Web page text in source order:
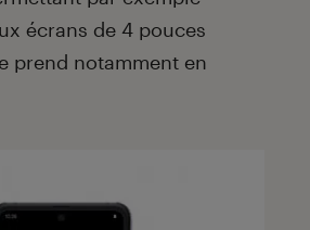
écrans de 4 pouces
prend notamment en